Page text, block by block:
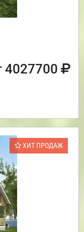
4027700
ХИТ ПРОДАЖ